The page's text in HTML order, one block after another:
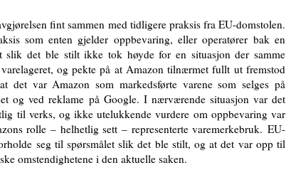
fint sammen med tidligere praksis fra EU-domstolen.
som enten gjelder oppbevaring, eller operatører bak en
slik det ble stilt ikke tok høyde for en situasjon der samme
og pekte på at Amazon tilnærmet fullt ut fremstod
var Amazon som markedsførte varene som selges på
og ved reklame på Google. I nærværende situasjon var det
til verks, og ikke utelukkende vurdere om oppbevaring var
rolle – helhetlig sett – representerte varemerkebruk. EU-
seg til spørsmålet slik det ble stilt, og at det var opp til
omstendighetene i den aktuelle saken.